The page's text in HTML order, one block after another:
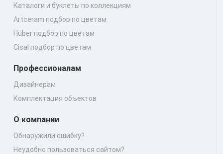
Каталоги и буклеты по коллекциям
Artceram подбор по цветам
Huber подбор по цветам
Cisal подбор по цветам
Профессионалам
Дизайнерам
Комплектация объектов
О компании
Обнаружили ошибку?
Неудобно пользоваться сайтом?